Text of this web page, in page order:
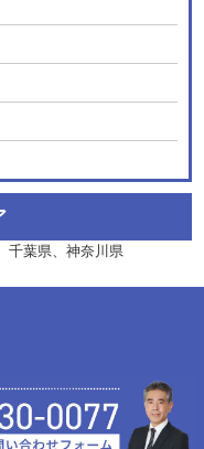
千葉県、神奈川県